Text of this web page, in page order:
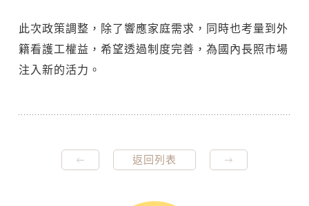
此次政策調整，除了響應家庭需求，同時也考量到外
籍看護工權益，希望透過制度完善，為國內長照市場
注入新的活力。
返回列表